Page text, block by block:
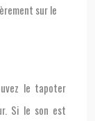
sur le
le tapoter
Si le son est